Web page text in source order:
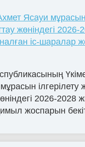
Ясауи мұрасын
жөніндегі 2026-
іс-шаралар
ілгерілету
2026-2028
жоспарын